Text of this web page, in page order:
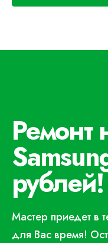
Ремонт
рублей!
Мастер приедет в
для Вас время!